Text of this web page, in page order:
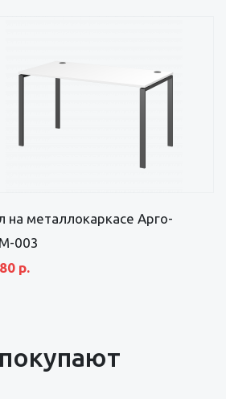
на металлокаркасе Арго-
003
р.